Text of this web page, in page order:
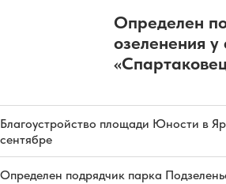
Определен
озеленения у
Благоустройство площади Юности в
сентябре
Определен подрядчик парка